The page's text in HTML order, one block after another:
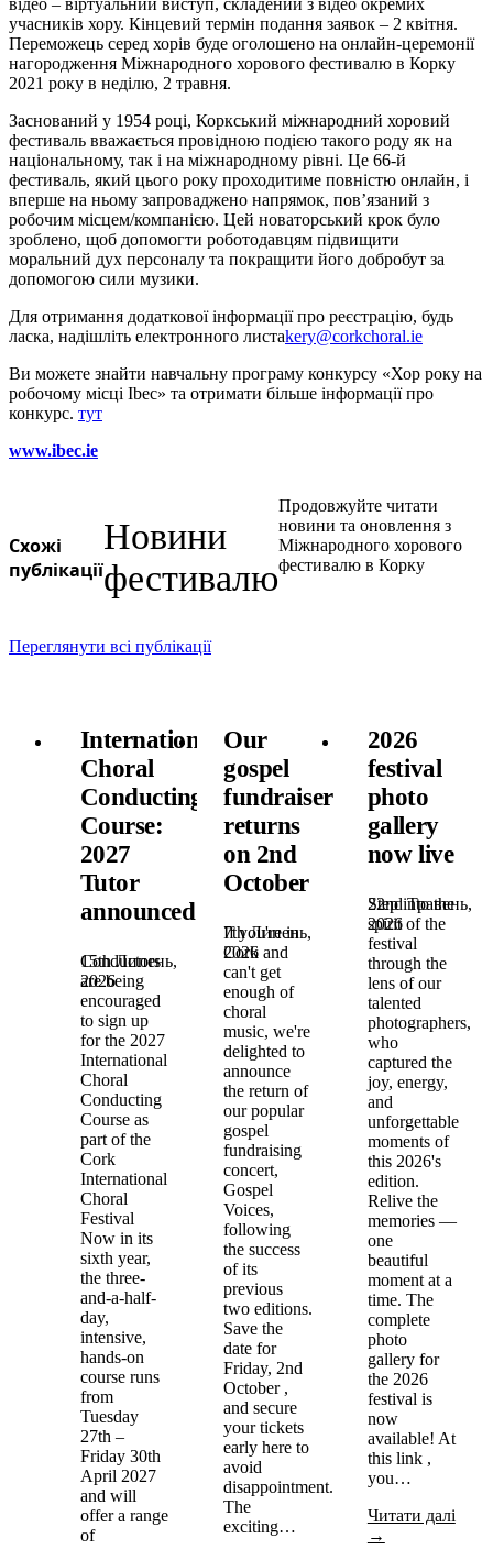
відео – віртуальний виступ, складений з відео окремих
учасників хору. Кінцевий термін подання заявок – 2 квітня.
Переможець серед хорів буде оголошено на онлайн-церемонії
нагородження Міжнародного хорового фестивалю в Корку
2021 року в неділю, 2 травня.
Заснований у 1954 році, Коркський міжнародний хоровий
фестиваль вважається провідною подією такого роду як на
національному, так і на міжнародному рівні. Це 66-й
фестиваль, який цього року проходитиме повністю онлайн, і
вперше на ньому запроваджено напрямок, пов’язаний з
робочим місцем/компанією. Цей новаторський крок було
зроблено, щоб допомогти роботодавцям підвищити
моральний дух персоналу та покращити його добробут за
допомогою сили музики.
Для отримання додаткової інформації про реєстрацію, будь
ласка, надішліть електронного листаkery@corkchoral.ie
Ви можете знайти навчальну програму конкурсу «Хор року на
робочому місці Ibec» та отримати більше інформації про
конкурс. тут
www.ibec.ie
Схожі
публікації
Новини
фестивалю
Продовжуйте читати
новини та оновлення з
Міжнародного хорового
фестивалю в Корку
Переглянути всі публікації
International
Choral
Conducting
Course:
2027
Tutor
announced!
15th Липень,
2026
Conductors
are being
encouraged
to sign up
for the 2027
International
Choral
Conducting
Course as
part of the
Cork
International
Choral
Festival
Now in its
sixth year,
the three-
and-a-half-
day,
intensive,
hands-on
course runs
from
Tuesday
27th –
Friday 30th
April 2027
and will
offer a range
of
Our
gospel
fundraiser
returns
on 2nd
October
7th Липень,
2026
If you're in
Cork and
can't get
enough of
choral
music, we're
delighted to
announce
the return of
our popular
gospel
fundraising
concert,
Gospel
Voices,
following
the success
of its
previous
two editions.
Save the
date for
Friday, 2nd
October ,
and secure
your tickets
early here to
avoid
disappointment.
The
exciting…
2026
festival
photo
gallery
now live
22nd Травень,
2026
Step into the
spirit of the
festival
through the
lens of our
talented
photographers,
who
captured the
joy, energy,
and
unforgettable
moments of
this 2026's
edition.
Relive the
memories —
one
beautiful
moment at a
time. The
complete
photo
gallery for
the 2026
festival is
now
available! At
this link ,
you…
Читати далі
→